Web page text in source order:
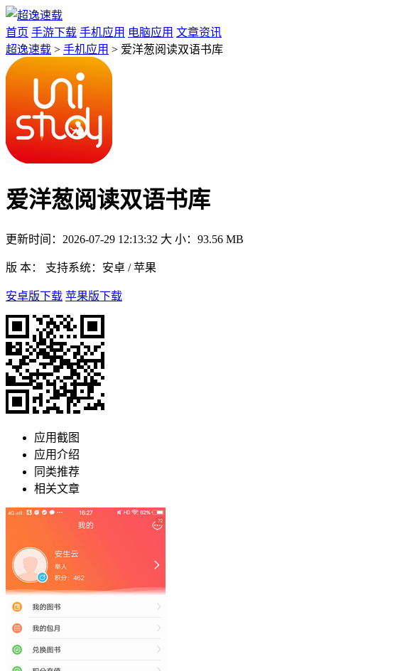
首页 手游下载 手机应用 电脑应用 文章资讯
超逸速载 > 手机应用 > 爱洋葱阅读双语书库
爱洋葱阅读双语书库
更新时间： 2026-07-29 12:13:32 大 小： 93.56 MB
版 本： 支持系统： 安卓 / 苹果
安卓版下载 苹果版下载
应用截图
应用介绍
同类推荐
相关文章